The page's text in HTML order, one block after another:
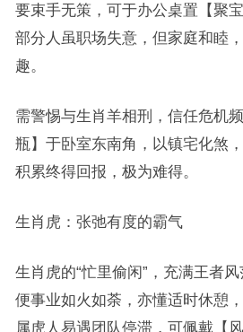
要束手无策，可于办公桌置【聚
部分人虽职场失意，但家庭和睦
趣。
需警惕与生肖羊相刑，信任危机
瓶】于卧室东南角，以镇宅化煞
积累终得回报，极为难得。
生肖虎：张弛有度的霸气
生肖虎的“忙里偷闲”，充满王者
便事业如火如荼，亦懂适时休憩
属虎人易遇团队停滞，可佩戴【